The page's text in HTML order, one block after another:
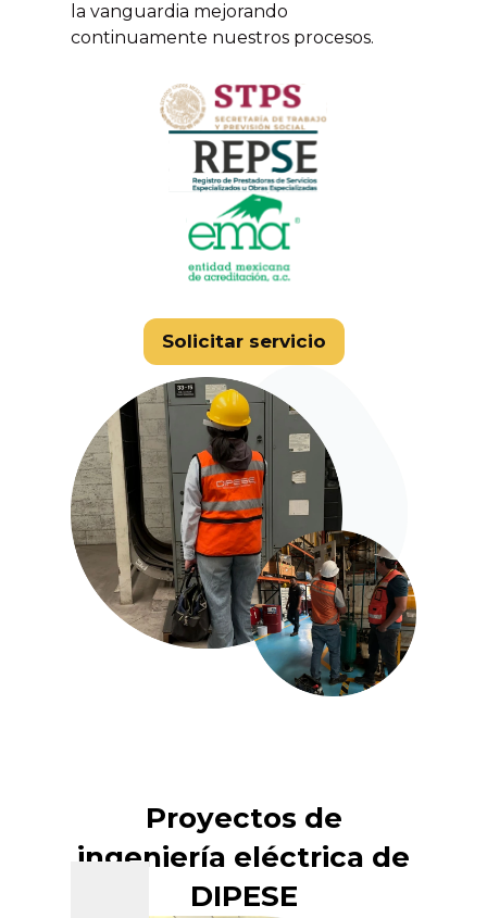
la vanguardia mejorando
continuamente nuestros procesos.
Solicitar servicio
Proyectos de
ingeniería eléctrica de
DIPESE